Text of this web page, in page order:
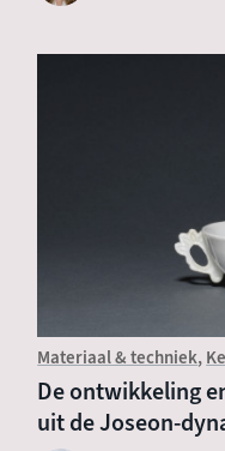
Materiaal & techniek
De ontwikkeling
uit de Joseon-